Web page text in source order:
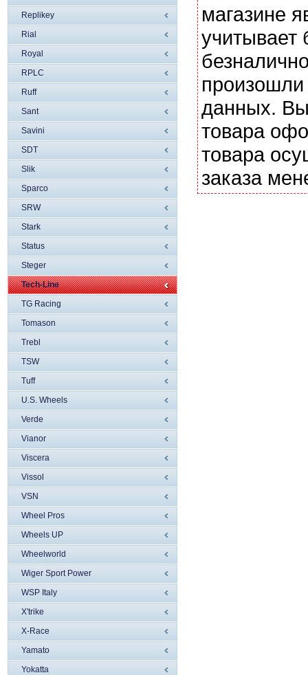
Replikey
Rial
Royal
RPLC
Ruff
Sant
Savini
SDT
Slik
Sparco
SRW
Stark
Status
Steger
Tech-Line
TG Racing
Tomason
Trebl
TSW
Tuff
U.S. Wheels
Verde
Vianor
Viscera
Vissol
VSN
Wheel Pros
Wheels UP
Wheelworld
Wiger Sport Power
WSP Italy
X'trike
X-Race
Yamato
Yokatta
магазине
учитывает
данных. Вы
товара
товара
заказа